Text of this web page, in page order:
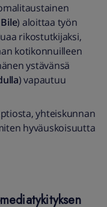
) aloittaa työn
rikostutkijaksi,
kotikonnuilleen
ystävänsä
) vapautuu
yhteiskunnan
hyväuskoisuutta